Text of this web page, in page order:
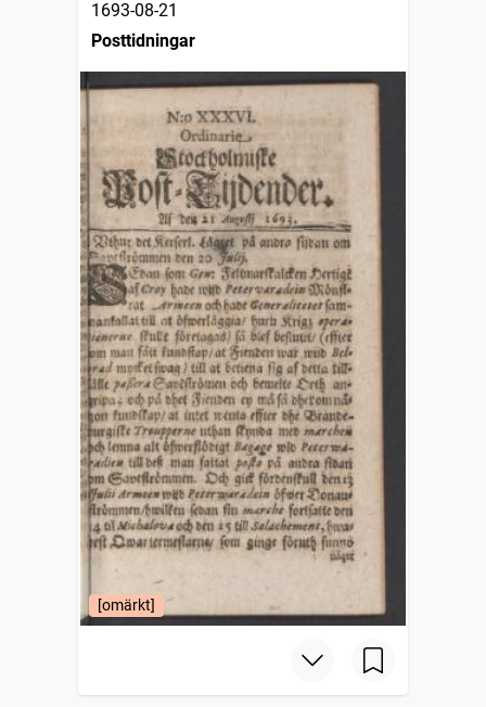
1693-08-21
Posttidningar
[omärkt]